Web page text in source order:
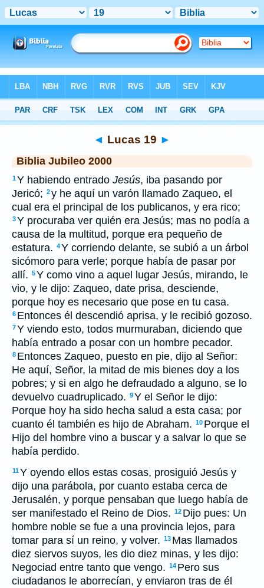
>JUB> Lucas 19
◄ Lucas 19 ►
Biblia Jubileo 2000
1Y habiendo entrado Jesús, iba pasando por
Jericó; 2y he aquí un varón llamado Zaqueo, el
cual era el principal de los publicanos, y era rico;
3Y procuraba ver quién era Jesús; mas no podía a
causa de la multitud, porque era pequeño de
estatura. 4Y corriendo delante, se subió a un árbol
sicómoro para verle; porque había de pasar por
allí. 5Y como vino a aquel lugar Jesús, mirando, le
vio, y le dijo: Zaqueo, date prisa, desciende,
porque hoy es necesario que pose en tu casa.
6 Entonces él descendió aprisa, y le recibió gozoso.
7Y viendo esto, todos murmuraban, diciendo que
había entrado a posar con un hombre pecador.
8 Entonces Zaqueo, puesto en pie, dijo al Señor:
He aquí, Señor, la mitad de mis bienes doy a los
pobres; y si en algo he defraudado a alguno, se lo
devuelvo cuadruplicado. 9Y el Señor le dijo:
Porque hoy ha sido hecha salud a esta casa; por
cuanto él también es hijo de Abraham. 10 Porque el
Hijo del hombre vino a buscar y a salvar lo que se
había perdido.
11Y oyendo ellos estas cosas, prosiguió Jesús y
dijo una parábola, por cuanto estaba cerca de
Jerusalén, y porque pensaban que luego había de
ser manifestado el Reino de Dios. 12 Dijo pues: Un
hombre noble se fue a una provincia lejos, para
tomar para sí un reino, y volver. 13 Mas llamados
diez siervos suyos, les dio diez minas, y les dijo:
Negociad entre tanto que vengo. 14 Pero sus
ciudadanos le aborrecían, y enviaron tras de él